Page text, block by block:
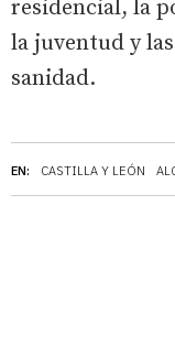
EN: CASTILLA Y LEÓN
residencial, la
la juventud y
sanidad.